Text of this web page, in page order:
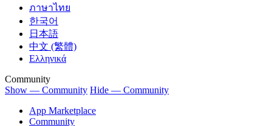
ภาษาไทย
한국어
日本語
中文 (繁體)
Ελληνικά
Community
Show — Community Hide — Community
App Marketplace
Community